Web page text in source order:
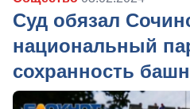
Суд обязал
национальный
сохранность